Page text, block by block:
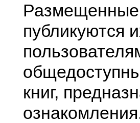
Размещенные
публикуются
книг,